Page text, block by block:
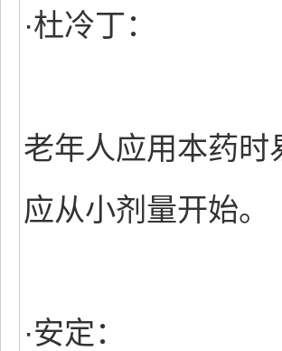
·杜冷丁：
老年人应用本药
应从小剂量开始。
·安定：